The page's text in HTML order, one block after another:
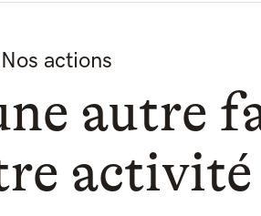
Nos actions
autre
activité